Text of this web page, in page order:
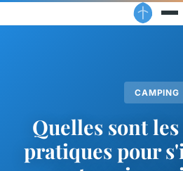
CAMPING
Quelles sont
pratiques pour